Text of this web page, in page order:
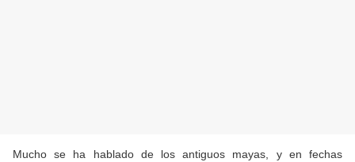
Mucho se ha hablado de los antiguos mayas, y en fechas